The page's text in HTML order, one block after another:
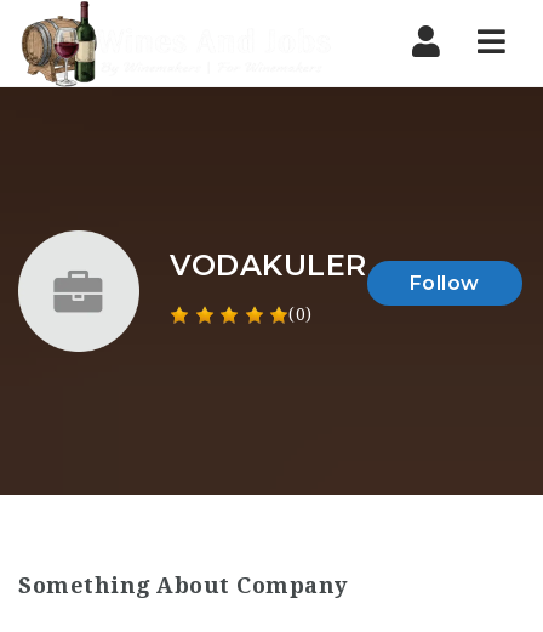
VODAKULER
(0)
Follow
Something About Company